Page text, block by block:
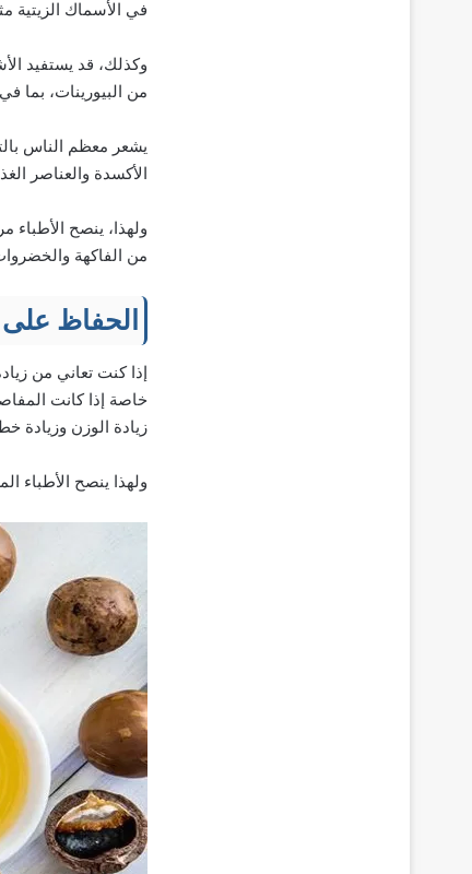
في الأسماك الزيتية
وكذلك، قد يستفيد
من البيورينات، بما
يشعر معظم الناس
الأكسدة والعناصر
ولهذا، ينصح
من الفاكهة
الحفاظ
إذا كنت تعاني من
خاصة إذا كانت
زيادة الوزن وزيادة
ولهذا ينصح الأطباء